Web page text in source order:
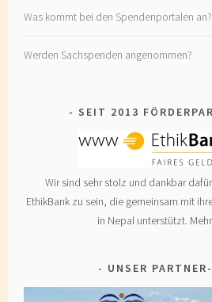
Was kommt bei den Spendenportalen an?
Werden Sachspenden angenommen?
SEIT 2013
Wir sind sehr stolz und dankbar
EthikBank zu sein, die gemeinsam mit
in Nepal unterstützt.
UNSER